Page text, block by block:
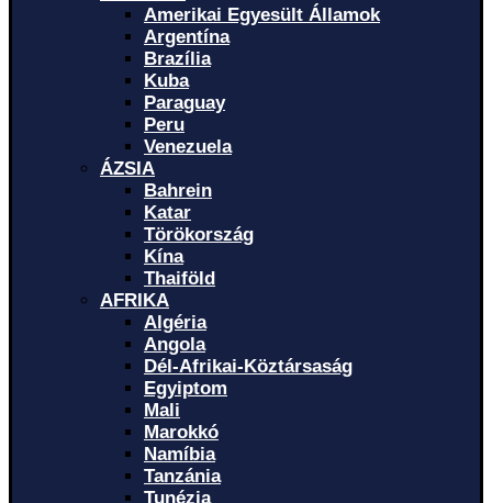
Amerikai Egyesült Államok
Argentína
Brazília
Kuba
Paraguay
Peru
Venezuela
ÁZSIA
Bahrein
Katar
Törökország
Kína
Thaiföld
AFRIKA
Algéria
Angola
Dél-Afrikai-Köztársaság
Egyiptom
Mali
Marokkó
Namíbia
Tanzánia
Tunézia